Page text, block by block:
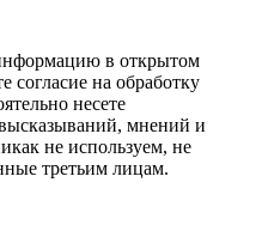
в открытом
согласие на обработку
несете
высказываний, мнений и
не используем, не
третьим лицам.